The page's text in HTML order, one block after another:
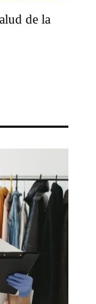
de la